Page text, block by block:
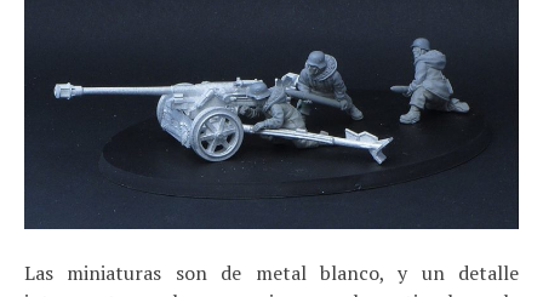
Las miniaturas son de metal blanco, y un detalle